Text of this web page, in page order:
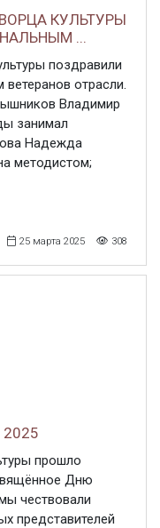
КУЛЬТУРЫ
...
поздравили
отрасли.
Владимир
занимал
Надежда
методистом;
25 марта 2025 308
прошло
Дню
чествовали
представителей